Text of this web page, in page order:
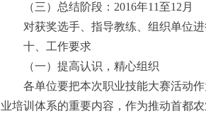
（三）总结阶段：2016年11至12月
对获奖选手、指导教练、组织单位
十、工作要求
（一）提高认识，精心组织
各单位要把本次职业技能大赛活动
业培训体系的重要内容，作为推动首都